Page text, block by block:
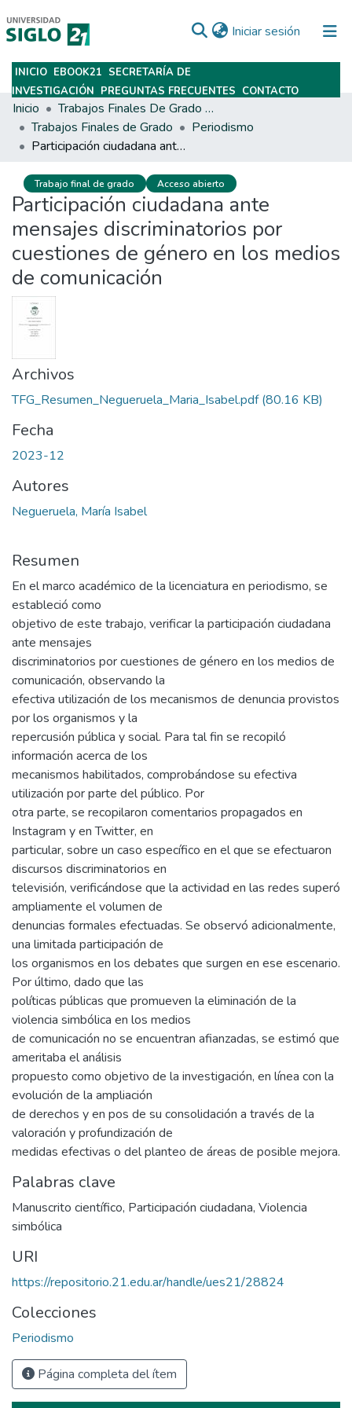
Iniciar sesión (current)
Subir
INICIO EBOOK21 SECRETARÍA DE
INVESTIGACIÓN PREGUNTAS FRECUENTES CONTACTO
Inicio
Trabajos Finales De Grado Y Posgrado
Trabajos Finales de Grado
Periodismo
Participación ciudadana ante mensajes discriminatorios por cuestiones de género en los medios de comunicación
Trabajo final de grado Acceso abierto
Participación ciudadana ante
mensajes discriminatorios por
cuestiones de género en los medios
de comunicación
Archivos
TFG_Resumen_Negueruela_Maria_Isabel.pdf(80.16 KB)
Fecha
2023-12
Autores
Negueruela, María Isabel
Resumen
En el marco académico de la licenciatura en periodismo, se
estableció como
objetivo de este trabajo, verificar la participación ciudadana
ante mensajes
discriminatorios por cuestiones de género en los medios de
comunicación, observando la
efectiva utilización de los mecanismos de denuncia provistos
por los organismos y la
repercusión pública y social. Para tal fin se recopiló
información acerca de los
mecanismos habilitados, comprobándose su efectiva
utilización por parte del público. Por
otra parte, se recopilaron comentarios propagados en
Instagram y en Twitter, en
particular, sobre un caso específico en el que se efectuaron
discursos discriminatorios en
televisión, verificándose que la actividad en las redes superó
ampliamente el volumen de
denuncias formales efectuadas. Se observó adicionalmente,
una limitada participación de
los organismos en los debates que surgen en ese escenario.
Por último, dado que las
políticas públicas que promueven la eliminación de la
violencia simbólica en los medios
de comunicación no se encuentran afianzadas, se estimó que
ameritaba el análisis
propuesto como objetivo de la investigación, en línea con la
evolución de la ampliación
de derechos y en pos de su consolidación a través de la
valoración y profundización de
medidas efectivas o del planteo de áreas de posible mejora.
Palabras clave
Manuscrito científico, Participación ciudadana, Violencia
simbólica
URI
https://repositorio.21.edu.ar/handle/ues21/28824
Colecciones
Periodismo
Página completa del ítem